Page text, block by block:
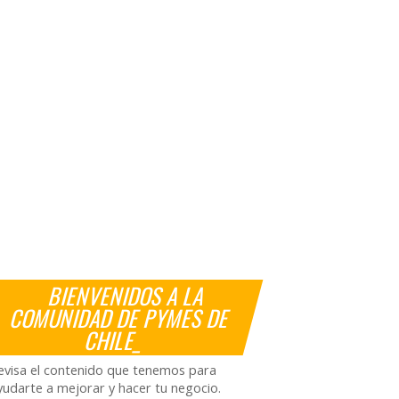
BIENVENIDOS A LA
COMUNIDAD DE PYMES DE
CHILE_
el contenido que tenemos para
a mejorar y hacer tu negocio.